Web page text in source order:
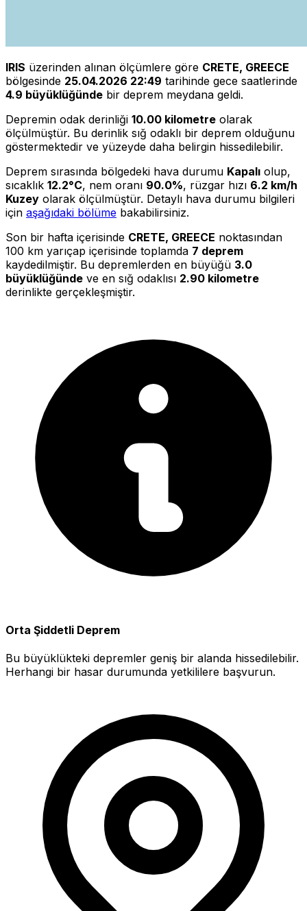
IRIS üzerinden alınan ölçümlere göre CRETE, GREECE
bölgesinde 25.04.2026 22:49 tarihinde gece saatlerinde
4.9 büyüklüğünde bir deprem meydana geldi.
Depremin odak derinliği 10.00 kilometre olarak
ölçülmüştür. Bu derinlik sığ odaklı bir deprem olduğunu
göstermektedir ve yüzeyde daha belirgin hissedilebilir.
Deprem sırasında bölgedeki hava durumu Kapalı olup,
sıcaklık 12.2°C, nem oranı 90.0%, rüzgar hızı 6.2 km/h
Kuzey olarak ölçülmüştür. Detaylı hava durumu bilgileri
için aşağıdaki bölüme bakabilirsiniz.
Son bir hafta içerisinde CRETE, GREECE noktasından
100 km yarıçap içerisinde toplamda 7 deprem
kaydedilmiştir. Bu depremlerden en büyüğü 3.0
büyüklüğünde ve en sığ odaklısı 2.90 kilometre
derinlikte gerçekleşmiştir.
Orta Şiddetli Deprem
Bu büyüklükteki depremler geniş bir alanda hissedilebilir.
Herhangi bir hasar durumunda yetkililere başvurun.